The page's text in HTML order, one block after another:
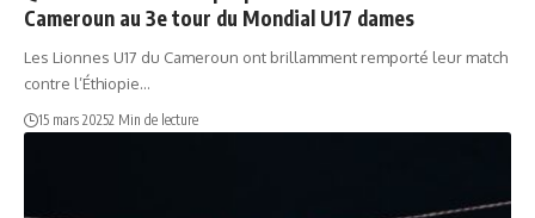
Cameroun au 3e tour du Mondial U17 dames
Les Lionnes U17 du Cameroun ont brillamment remporté leur match
contre l’Éthiopie…
15 mars 20252 Min de lecture